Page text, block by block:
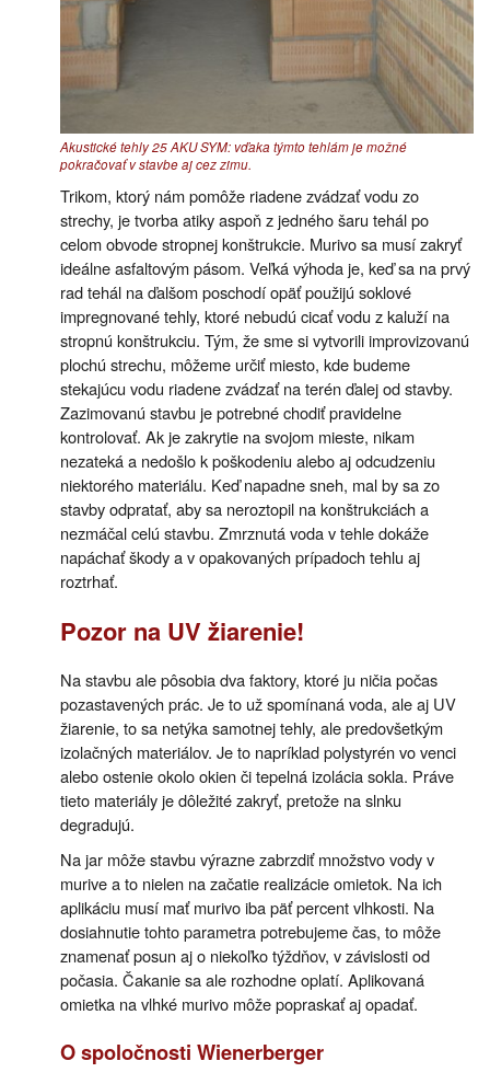
Akustické tehly 25 AKU SYM: vďaka týmto tehlám je možné
pokračovať v stavbe aj cez zimu.
Trikom, ktorý nám pomôže riadene zvádzať vodu zo
strechy, je tvorba atiky aspoň z jedného šaru tehál po
celom obvode stropnej konštrukcie. Murivo sa musí zakryť
ideálne asfaltovým pásom. Veľká výhoda je, keď sa na prvý
rad tehál na ďalšom poschodí opäť použijú soklové
impregnované tehly, ktoré nebudú cicať vodu z kaluží na
stropnú konštrukciu. Tým, že sme si vytvorili improvizovanú
plochú strechu, môžeme určiť miesto, kde budeme
stekajúcu vodu riadene zvádzať na terén ďalej od stavby.
Zazimovanú stavbu je potrebné chodiť pravidelne
kontrolovať. Ak je zakrytie na svojom mieste, nikam
nezateká a nedošlo k poškodeniu alebo aj odcudzeniu
niektorého materiálu. Keď napadne sneh, mal by sa zo
stavby odpratať, aby sa neroztopil na konštrukciách a
nezmáčal celú stavbu. Zmrznutá voda v tehle dokáže
napáchať škody a v opakovaných prípadoch tehlu aj
roztrhať.
Pozor na UV žiarenie!
Na stavbu ale pôsobia dva faktory, ktoré ju ničia počas
pozastavených prác. Je to už spomínaná voda, ale aj UV
žiarenie, to sa netýka samotnej tehly, ale predovšetkým
izolačných materiálov. Je to napríklad polystyrén vo venci
alebo ostenie okolo okien či tepelná izolácia sokla. Práve
tieto materiály je dôležité zakryť, pretože na slnku
degradujú.
Na jar môže stavbu výrazne zabrzdiť množstvo vody v
murive a to nielen na začatie realizácie omietok. Na ich
aplikáciu musí mať murivo iba päť percent vlhkosti. Na
dosiahnutie tohto parametra potrebujeme čas, to môže
znamenať posun aj o niekoľko týždňov, v závislosti od
počasia. Čakanie sa ale rozhodne oplatí. Aplikovaná
omietka na vlhké murivo môže popraskať aj opadať.
O spoločnosti Wienerberger